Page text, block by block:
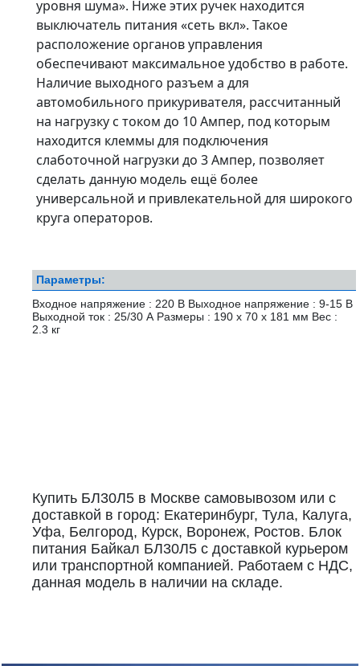
уровня шума». Ниже этих ручек находится
выключатель питания «сеть вкл». Такое
расположение органов управления
обеспечивают максимальное удобство в работе.
Наличие выходного разъем а для
автомобильного прикуривателя, рассчитанный
на нагрузку с током до 10 Ампер, под которым
находится клеммы для подключения
слаботочной нагрузки до 3 Ампер, позволяет
сделать данную модель ещё более
универсальной и привлекательной для широкого
круга операторов.
Параметры:
Входное напряжение : 220 В Выходное напряжение : 9-15 В
Выходной ток : 25/30 А Размеры : 190 х 70 х 181 мм Вес :
2.3 кг
Купить БЛ30Л5 в Москве самовывозом или с
доставкой в город: Екатеринбург, Тула, Калуга,
Уфа, Белгород, Курск, Воронеж, Ростов. Блок
питания Байкал БЛ30Л5 с доставкой курьером
или транспортной компанией. Работаем с НДС,
данная модель в наличии на складе.